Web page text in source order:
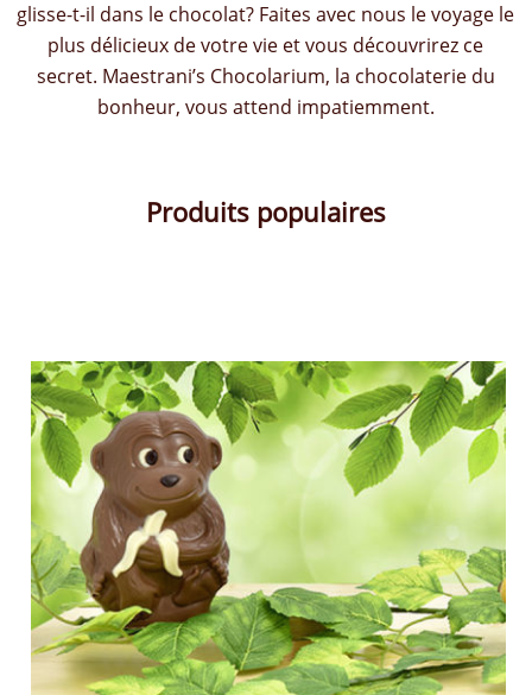
glisse-t-il dans le chocolat? Faites avec nous le voyage le
plus délicieux de votre vie et vous découvrirez ce
secret. Maestrani’s Chocolarium, la chocolaterie du
bonheur, vous attend impatiemment.
Produits populaires